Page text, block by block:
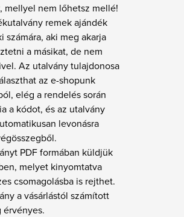
mellyel nem lőhetsz mellé!
remek ajándék
számára, aki meg akarja
a másikat, de nem
Az utalvány tulajdonosa
az e-shopunk
elég a rendelés során
a kódot, és az utalvány
levonásra
PDF formában küldjük
melyet kinyomtatva
csomagolásba is rejthet.
a vásárlástól számított